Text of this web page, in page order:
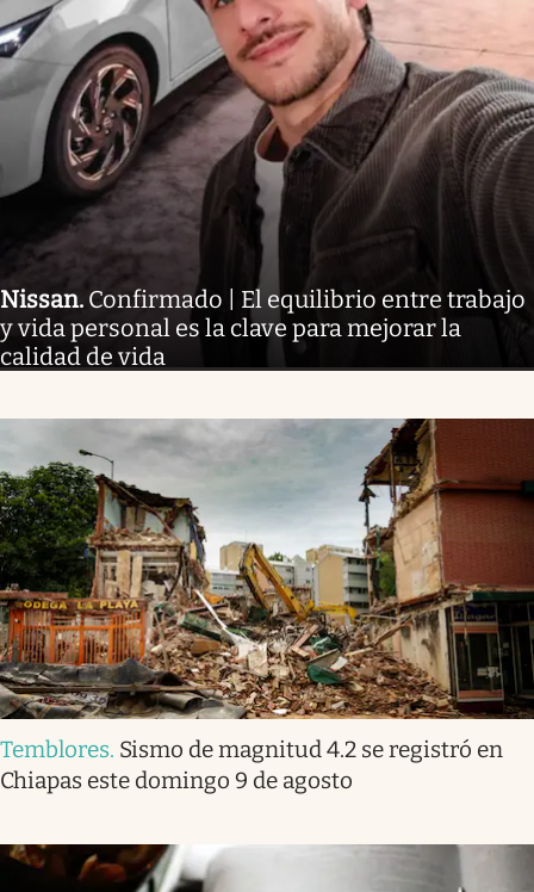
Nissan. Confirmado | El equilibrio entre trabajo
y vida personal es la clave para mejorar la
calidad de vida
Temblores. Sismo de magnitud 4.2 se registró en
Chiapas este domingo 9 de agosto